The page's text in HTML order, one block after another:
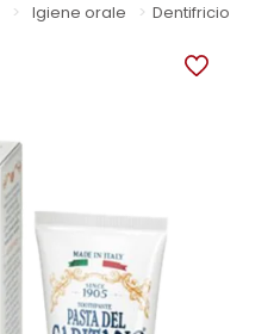
> Igiene orale > Dentifricio